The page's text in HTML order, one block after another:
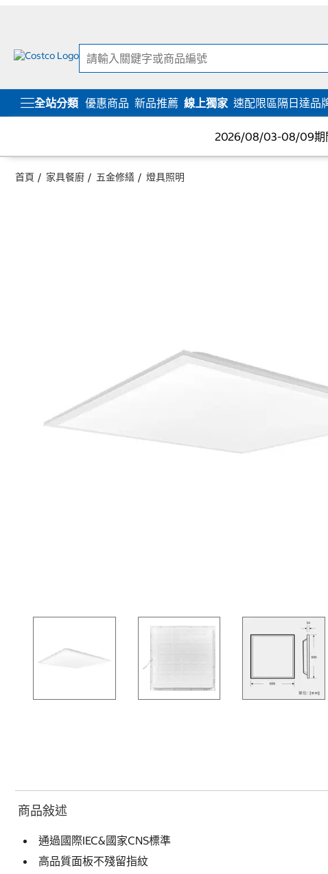
全站分類 優惠商品 新品推薦 線上獨家 速配限區隔日達品
2026/08/03-08/09期
首頁 家具餐廚 五金修繕 燈具照明
商品敍述
通過國際IEC&國家CNS標準
高品質面板不殘留指紋